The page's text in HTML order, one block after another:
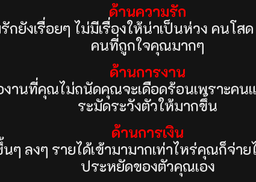
ด้านความรัก
ยังเรื่อยๆ ไม่มีเรื่องให้น่าเป็นห่วง คนโส
คนที่ถูกใจคุณมากๆ
ด้านการงาน
านที่คุณไม่ถนัดคุณจะเดือดร้อนเพราะค
ระมัดระวังตัวให้มากขึ้น
ด้านการเงิน
ลงๆ รายได้เข้ามามากเท่าไหร่คุณก็จ่าย
ประหยัดของตัวคุณเอง